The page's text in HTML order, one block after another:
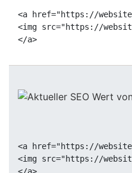
<a href="https://
<img src="https://
<a href="https://
<img src="https://